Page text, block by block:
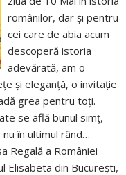
românilor, dar și pentru
cei care de abia acum
descoperă istoria
adevărată, am o
și eleganță, o invitație
grea pentru toți.
se află bunul simț,
în ultimul rând…
Regală a României
Elisabeta din București,